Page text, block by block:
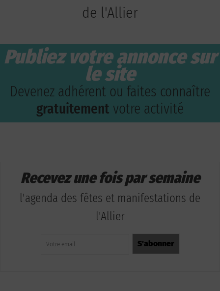
de l'Allier
Publiez votre annonce sur
le site
Devenez adhérent ou faites connaître
gratuitement votre activité
Recevez une fois par semaine
l'agenda des fêtes et manifestations de
l'Allier